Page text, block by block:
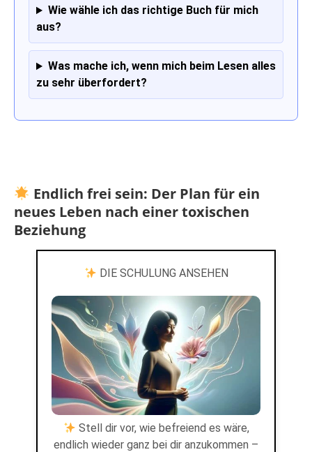
Wie wähle ich das richtige Buch für mich
aus?
Was mache ich, wenn mich beim Lesen alles
zu sehr überfordert?
Endlich frei sein: Der Plan für ein
neues Leben nach einer toxischen
Beziehung
DIE SCHULUNG ANSEHEN
Stell dir vor, wie befreiend es wäre,
endlich wieder ganz bei dir anzukommen –